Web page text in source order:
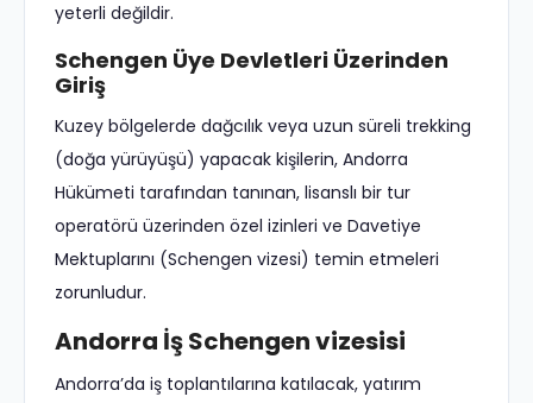
yeterli değildir.
Schengen Üye Devletleri Üzerinden
Giriş
Kuzey bölgelerde dağcılık veya uzun süreli trekking
(doğa yürüyüşü) yapacak kişilerin, Andorra
Hükümeti tarafından tanınan, lisanslı bir tur
operatörü üzerinden özel izinleri ve Davetiye
Mektuplarını (Schengen vizesi) temin etmeleri
zorunludur.
Andorra İş Schengen vizesisi
Andorra’da iş toplantılarına katılacak, yatırım